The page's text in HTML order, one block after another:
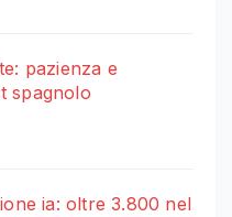
pazienza e
spagnolo
ia: oltre 3.800 nel